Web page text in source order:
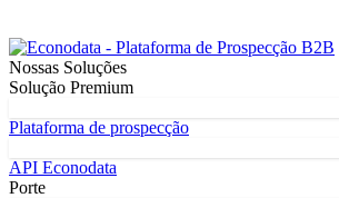
Nossas Soluções
Solução Premium
Plataforma de prospecção
API Econodata
Porte